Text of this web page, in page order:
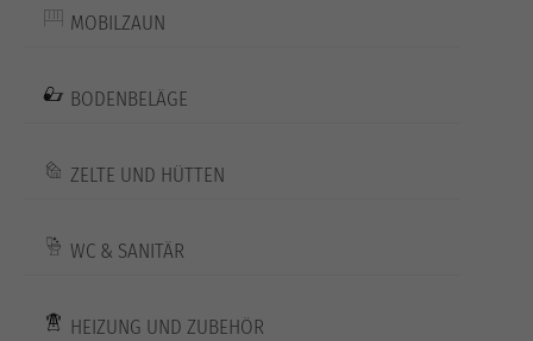
MOBILZAUN
BODENBELÄGE
ZELTE UND HÜTTEN
WC & SANITÄR
HEIZUNG UND ZUBEHÖR